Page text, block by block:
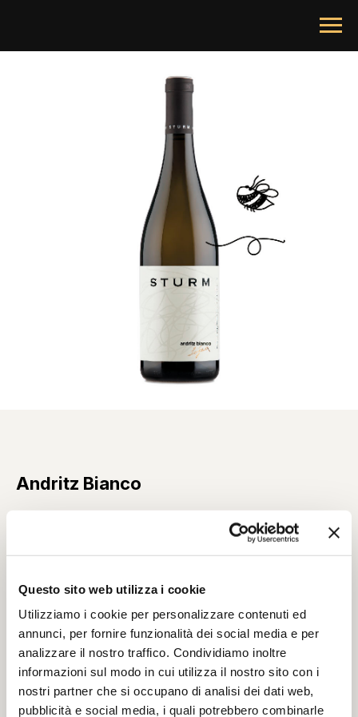
Questo sito web utilizza i cookie
Utilizziamo i cookie per personalizzare contenuti ed
annunci, per fornire funzionalità dei social media e per
analizzare il nostro traffico. Condividiamo inoltre
informazioni sul modo in cui utilizza il nostro sito con i
nostri partner che si occupano di analisi dei dati web,
pubblicità e social media, i quali potrebbero combinarle
Andritz Bianco
Chiudi gli occhi:
l'essenza è concentrazione,
è il nostro DNA.
Frutto di estetica e di precisione, cura e passione.
Laboriosità e metodo unite al sapiente utilizzo di legno.
La bacca qui ha dato il suo massimo, sciogliendo in